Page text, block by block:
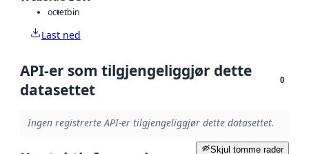
octetbin
Last ned
API-er som tilgjengeliggjør dette
datasettet
0
Ingen registrerte API-er tilgjengeliggjør dette datasettet.
Skjul tomme rader